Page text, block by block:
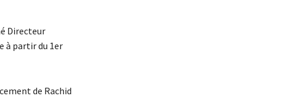
Directeur
à partir du 1er
de Rachid